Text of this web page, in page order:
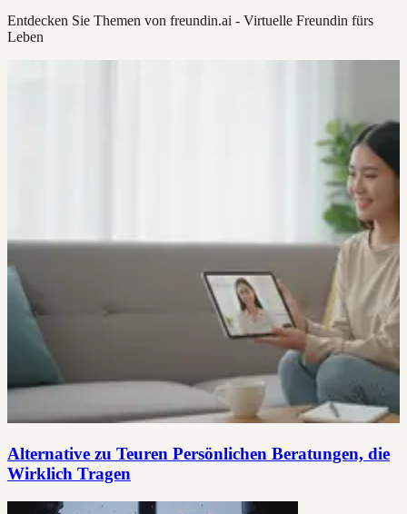
Entdecken Sie Themen von freundin.ai - Virtuelle Freundin fürs
Leben
Alternative zu Teuren Persönlichen Beratungen, die
Wirklich Tragen